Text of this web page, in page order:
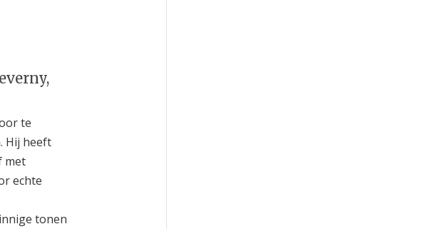
te
Hij heeft
met
echte
tonen